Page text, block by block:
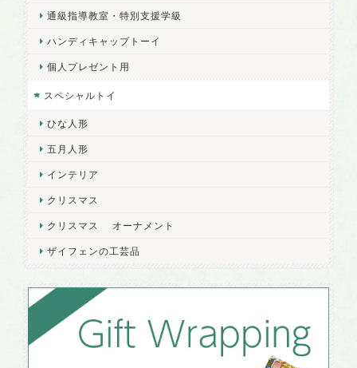
通級指導教室・特別支援学級
ハンディキャップトーイ
個人プレゼント用
スペシャルトイ
ひな人形
五月人形
インテリア
クリスマス
クリスマス オーナメント
ザイフェンの工芸品